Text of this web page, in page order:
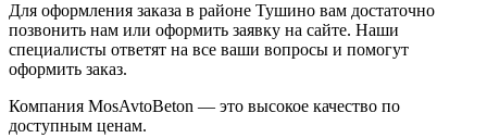
Для оформления заказа в районе Тушино вам достаточно
позвонить нам или оформить заявку на сайте. Наши
специалисты ответят на все ваши вопросы и помогут
оформить заказ.
Компания MosAvtoBeton — это высокое качество по
доступным ценам.